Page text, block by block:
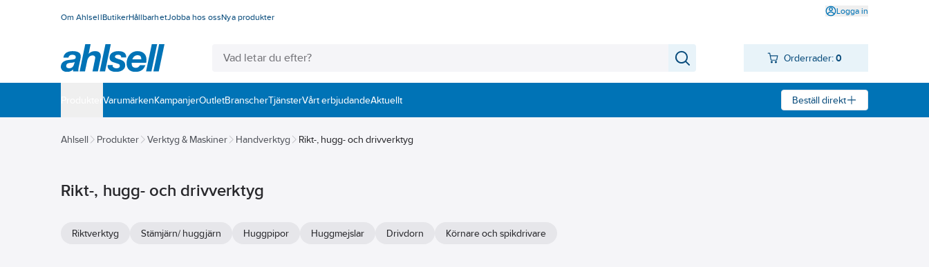
Om AhlsellButikerHållbarhetJobba hos ossNya produkter
Logga in
Orderrader: 0
VarumärkenKampanjerOutletBranscherTjänsterVårt erbjudandeAktuellt Beställ direkt
Ahlsell Produkter Verktyg & Maskiner Handverktyg Rikt-, hugg- och drivverktyg
Rikt-, hugg- och drivverktyg
Riktverktyg Stämjärn/ huggjärn Huggpipor Huggmejslar Drivdorn Körnare och spikdrivare